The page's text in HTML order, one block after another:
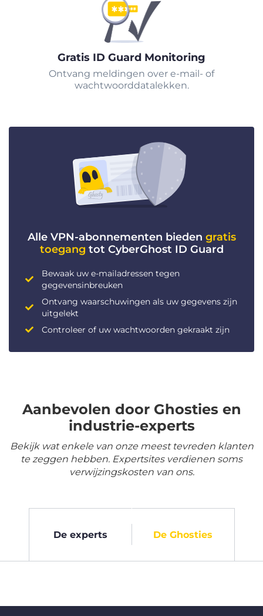
Gratis ID Guard Monitoring
Ontvang meldingen over e-mail- of
wachtwoorddatalekken.
Alle VPN-abonnementen bieden gratis
toegang tot CyberGhost ID Guard
Bewaak uw e-mailadressen tegen
gegevensinbreuken
Ontvang waarschuwingen als uw gegevens zijn
uitgelekt
Controleer of uw wachtwoorden gekraakt zijn
Aanbevolen door Ghosties en
industrie-experts
Bekijk wat enkele van onze meest tevreden klanten
te zeggen hebben. Expertsites verdienen soms
verwijzingskosten van ons.
De experts De Ghosties